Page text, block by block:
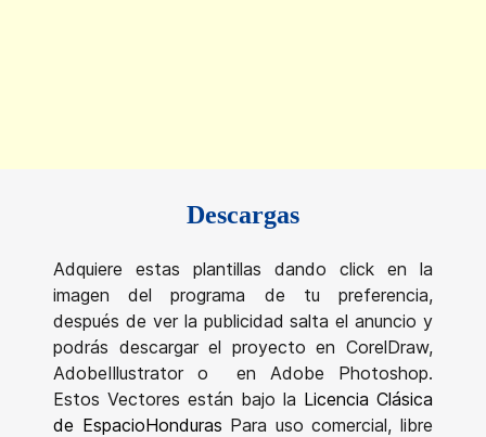
Descargas
Adquiere estas plantillas dando click en la
imagen del programa de tu preferencia,
después de ver la publicidad salta el anuncio y
podrás descargar el proyecto en CorelDraw,
AdobeIllustrator o en Adobe Photoshop.
Estos Vectores están bajo la Licencia Clásica
de EspacioHonduras Para uso comercial, libre